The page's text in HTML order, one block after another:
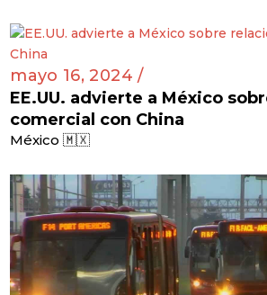
mayo 16, 2024 /
EE.UU. advierte a México
comercial con China
México 🇲🇽